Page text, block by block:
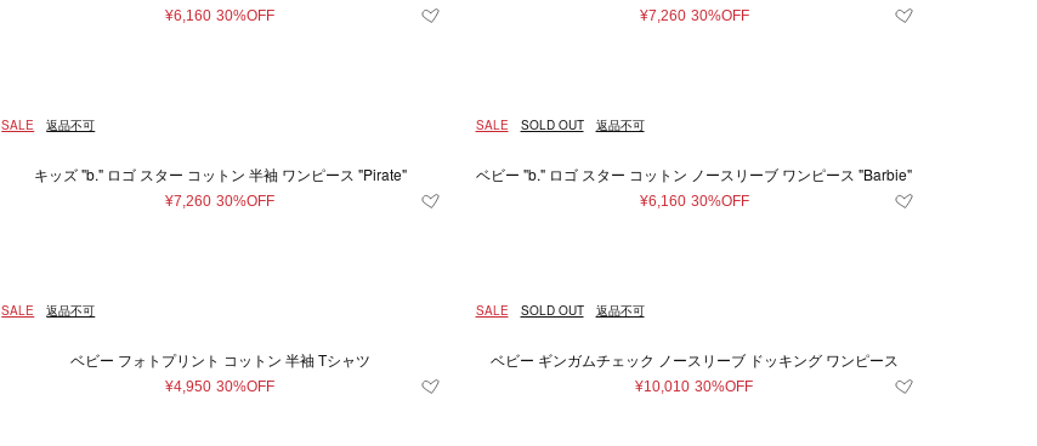
¥6,160 30%OFF ¥7,260 30%OFF
SALE 返品不可
キッズ "b." ロゴ スター コットン 半袖 ワンピース "Pirate"
¥7,260 30%OFF
SALE SOLD OUT 返品不可
ベビー "b." ロゴ スター コットン ノースリーブ ワンピース "Barbie"
¥6,160 30%OFF
SALE 返品不可
ベビー フォトプリント コットン 半袖 Tシャツ
¥4,950 30%OFF
SALE SOLD OUT 返品不可
ベビー ギンガムチェック ノースリーブ ドッキング ワンピース
¥10,010 30%OFF